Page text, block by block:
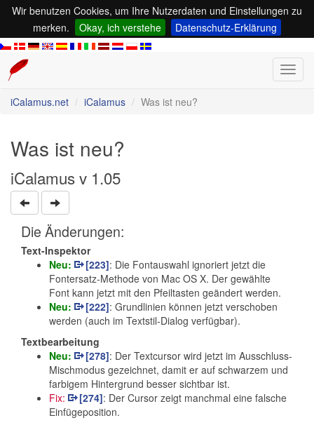
Wir benutzen Cookies, um Ihre Nutzerdaten und Einstellungen zu
merken.
Okay, ich verstehe Datenschutz-Erklärung
iCalamus.net
iCalamus Was ist neu?
Was ist neu?
iCalamus v 1.05
Die Änderungen:
Text-Inspektor
Neu:
[223]: Die Fontauswahl ignoriert jetzt die
Fontersatz-Methode von Mac OS X. Der gewählte
Font kann jetzt mit den Pfeiltasten geändert werden.
Neu:
[222]: Grundlinien können jetzt verschoben
werden (auch im Textstil-Dialog verfügbar).
Textbearbeitung
Neu:
[278]: Der Textcursor wird jetzt im Ausschluss-
Mischmodus gezeichnet, damit er auf schwarzem und
farbigem Hintergrund besser sichtbar ist.
Fix:
[274]: Der Cursor zeigt manchmal eine falsche
Einfügeposition.